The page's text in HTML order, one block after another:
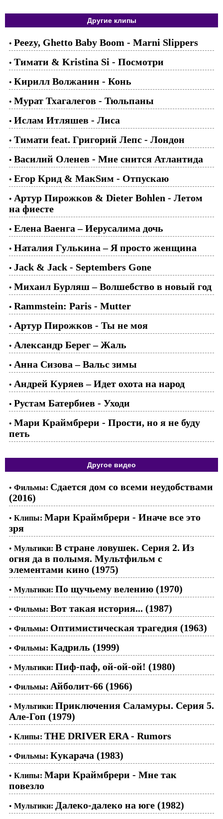
Другие клипы
• Peezy, Ghetto Baby Boom - Marni Slippers
• Тимати & Kristina Si - Посмотри
• Кирилл Волжанин - Конь
• Мурат Тхагалегов - Тюльпаны
• Ислам Итляшев - Лиса
• Тимати feat. Григорий Лепс - Лондон
• Василий Оленев - Мне снится Атлантида
• Егор Крид & МакSим - Отпускаю
• Артур Пирожков & Dieter Bohlen - Летом
на фиесте
• Елена Ваенга – Иерусалима дочь
• Наталия Гулькина – Я просто женщина
• Jack & Jack - Septembers Gone
• Михаил Бурляш – Волшебство в новый год
• Rammstein: Paris - Mutter
• Артур Пирожков - Ты не моя
• Александр Берег – Жаль
• Анна Сизова – Вальс зимы
• Андрей Куряев – Идет охота на народ
• Рустам Батербиев - Уходи
• Мари Краймбрери - Прости, но я не буду
петь
Другое видео
• Фильмы: Сдается дом со всеми неудобствами
(2016)
• Клипы: Мари Краймбрери - Иначе все это
зря
• Мультики: В стране ловушек. Серия 2. Из
огня да в полымя. Мультфильм с
элементами кино (1975)
• Мультики: По щучьему велению (1970)
• Фильмы: Вот такая история... (1987)
• Фильмы: Оптимистическая трагедия (1963)
• Фильмы: Кадриль (1999)
• Мультики: Пиф-паф, ой-ой-ой! (1980)
• Фильмы: Айболит-66 (1966)
• Мультики: Приключения Саламуры. Серия 5.
Але-Гоп (1979)
• Клипы: THE DRIVER ERA - Rumors
• Фильмы: Кукарача (1983)
• Клипы: Мари Краймбрери - Мне так
повезло
• Мультики: Далеко-далеко на юге (1982)